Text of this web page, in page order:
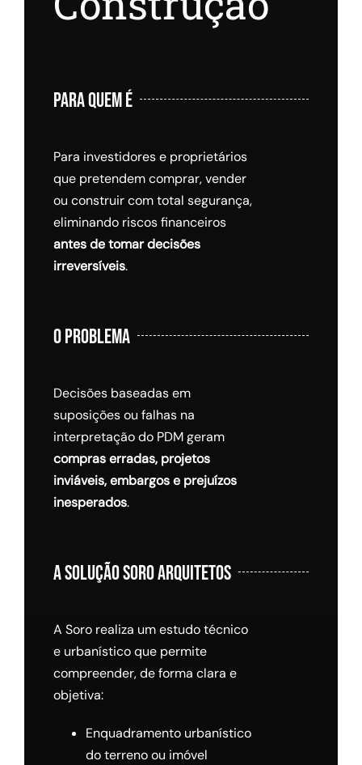
PARA QUEM É
Para investidores e proprietários
que pretendem comprar, vender
ou construir com total segurança,
eliminando riscos financeiros
antes de tomar decisões
irreversíveis.
O PROBLEMA
Decisões baseadas em
suposições ou falhas na
interpretação do PDM geram
compras erradas, projetos
inviáveis, embargos e prejuízos
inesperados.
A SOLUÇÃO SORO ARQUITETOS
A Soro realiza um estudo técnico
e urbanístico que permite
compreender, de forma clara e
objetiva:
Enquadramento urbanístico
do terreno ou imóvel